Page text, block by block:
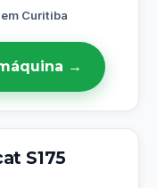
Curitiba
→
S175